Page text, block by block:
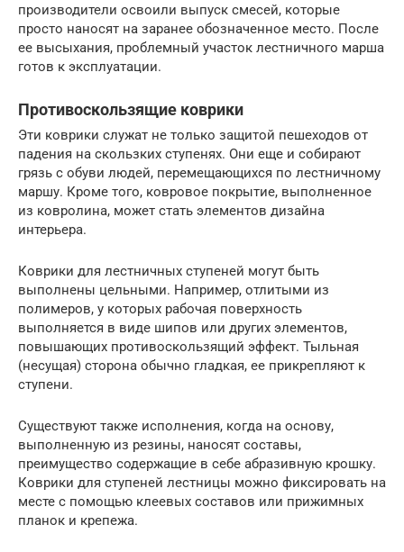
производители освоили выпуск смесей, которые
просто наносят на заранее обозначенное место. После
ее высыхания, проблемный участок лестничного марша
готов к эксплуатации.
Противоскользящие коврики
Эти коврики служат не только защитой пешеходов от
падения на скользких ступенях. Они еще и собирают
грязь с обуви людей, перемещающихся по лестничному
маршу. Кроме того, ковровое покрытие, выполненное
из ковролина, может стать элементов дизайна
интерьера.
Коврики для лестничных ступеней могут быть
выполнены цельными. Например, отлитыми из
полимеров, у которых рабочая поверхность
выполняется в виде шипов или других элементов,
повышающих противоскользящий эффект. Тыльная
(несущая) сторона обычно гладкая, ее прикрепляют к
ступени.
Существуют также исполнения, когда на основу,
выполненную из резины, наносят составы,
преимущество содержащие в себе абразивную крошку.
Коврики для ступеней лестницы можно фиксировать на
месте с помощью клеевых составов или прижимных
планок и крепежа.